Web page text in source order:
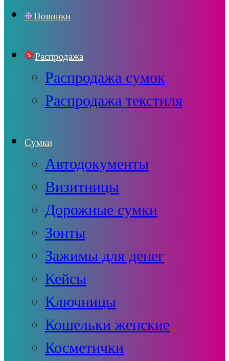
Новинки
Распродажа
Распродажа сумок
Распродажа текстиля
Сумки
Автодокументы
Визитницы
Дорожные сумки
Зонты
Зажимы для денег
Кейсы
Ключницы
Кошельки женские
Косметички